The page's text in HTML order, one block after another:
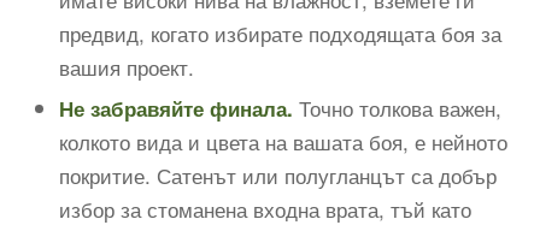
предвид, когато избирате подходящата боя за
вашия проект.
Не забравяйте финала. Точно толкова важен,
колкото вида и цвета на вашата боя, е нейното
покритие. Сатенът или полугланцът са добър
избор за стоманена входна врата, тъй като